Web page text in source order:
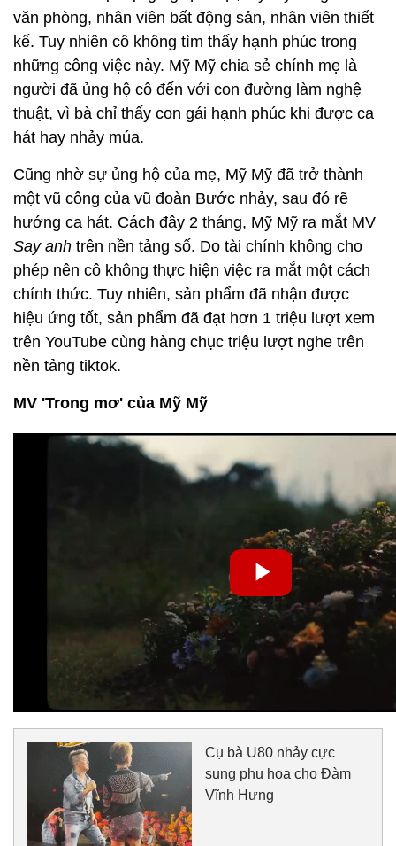
văn phòng, nhân viên bất động sản, nhân viên thiết
kế. Tuy nhiên cô không tìm thấy hạnh phúc trong
những công việc này. Mỹ Mỹ chia sẻ chính mẹ là
người đã ủng hộ cô đến với con đường làm nghệ
thuật, vì bà chỉ thấy con gái hạnh phúc khi được ca
hát hay nhảy múa.
Cũng nhờ sự ủng hộ của mẹ, Mỹ Mỹ đã trở thành
một vũ công của vũ đoàn Bước nhảy, sau đó rẽ
hướng ca hát. Cách đây 2 tháng, Mỹ Mỹ ra mắt MV
Say anh trên nền tảng số. Do tài chính không cho
phép nên cô không thực hiện việc ra mắt một cách
chính thức. Tuy nhiên, sản phẩm đã nhận được
hiệu ứng tốt, sản phẩm đã đạt hơn 1 triệu lượt xem
trên YouTube cùng hàng chục triệu lượt nghe trên
nền tảng tiktok.
MV 'Trong mơ' của Mỹ Mỹ
Cụ bà U80 nhảy cực
sung phụ hoạ cho Đàm
Vĩnh Hưng